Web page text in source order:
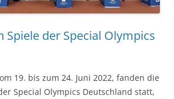
Spiele der Special Olympics
19. bis zum 24. Juni 2022, fanden die
Special Olympics Deutschland statt,